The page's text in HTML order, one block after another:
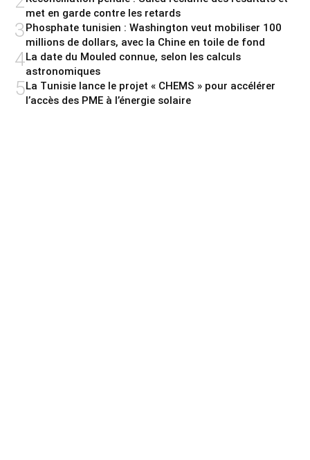
met en garde contre les retards
3Phosphate tunisien : Washington veut mobiliser 100
millions de dollars, avec la Chine en toile de fond
4La date du Mouled connue, selon les calculs
astronomiques
5La Tunisie lance le projet « CHEMS » pour accélérer
l’accès des PME à l’énergie solaire